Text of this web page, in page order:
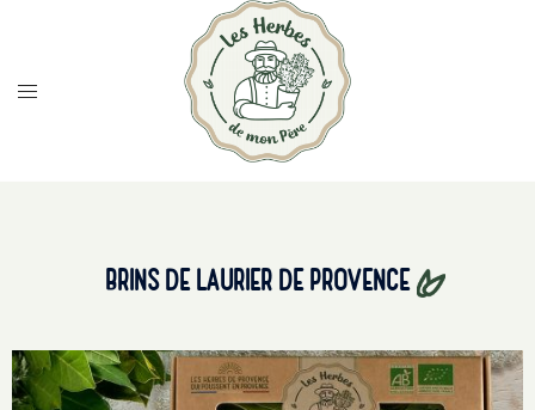
BRINS DE LAURIER DE PROVENCE